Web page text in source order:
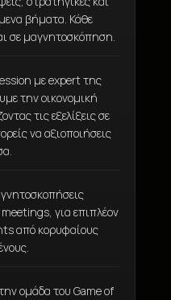
βήματα. Κάθε
σε μαγνητοσκόπηση.
με expert της
την οικονομική
τις εξελίξεις σε
να αξιοποιήσεις
για επιπλέον
από κορυφαίους
ομάδα του Game of